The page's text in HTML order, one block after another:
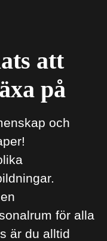
att
på
och
för alla
är du alltid